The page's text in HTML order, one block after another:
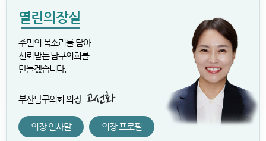
열린의장실
주민의 목소리를 담아
신뢰받는 남구의회를
만들겠습니다.
부산남구의회 의장
의장 인사말 의장 프로필